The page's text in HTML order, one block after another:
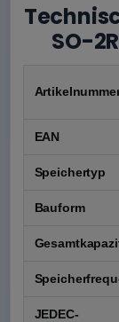
SO-
EAN
Speichertyp
Bauform
JEDEC-